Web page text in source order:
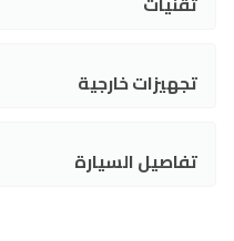
تجهيزات خارجية
تفاصيل السيارة